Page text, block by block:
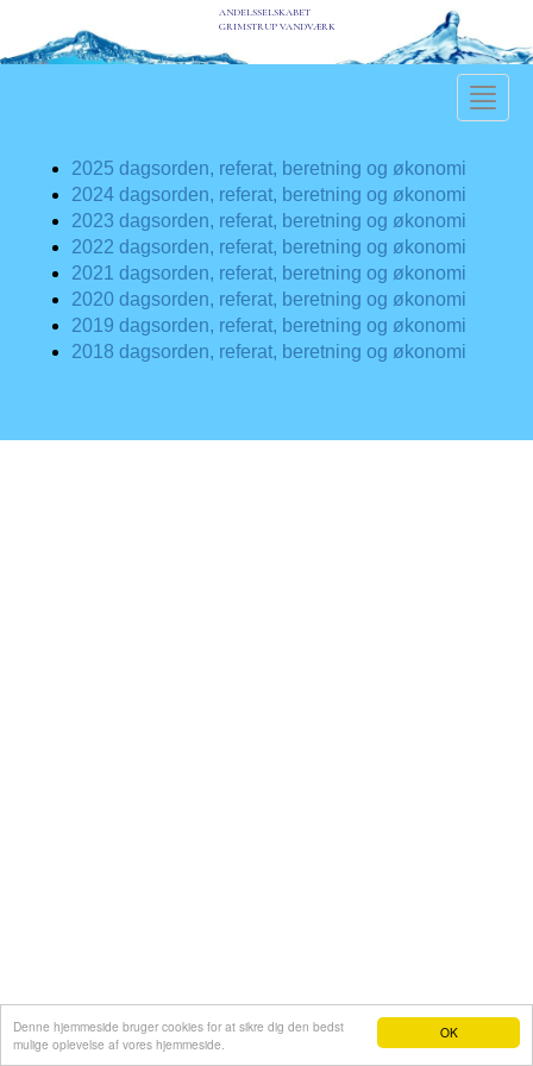
OK
Denne hjemmeside bruger cookies for at sikre dig den bedst
mulige oplevelse af vores hjemmeside.
ANDELSSELSKABET
GRIMSTRUP VANDVÆRK
Toggle
2025 dagsorden, referat, beretning og økonomi
2024 dagsorden, referat, beretning og økonomi
2023 dagsorden, referat, beretning og økonomi
2022 dagsorden, referat, beretning og økonomi
2021 dagsorden, referat, beretning og økonomi
2020 dagsorden, referat, beretning og økonomi
2019 dagsorden, referat, beretning og økonomi
2018 dagsorden, referat, beretning og økonomi
Hjemmeside fra e-hjemmeside.dk